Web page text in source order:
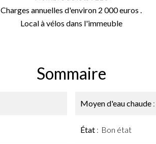
Charges annuelles d'environ 2 000 euros .
Local à vélos dans l'immeuble
Sommaire
Moyen d'eau chaude
État Bon état